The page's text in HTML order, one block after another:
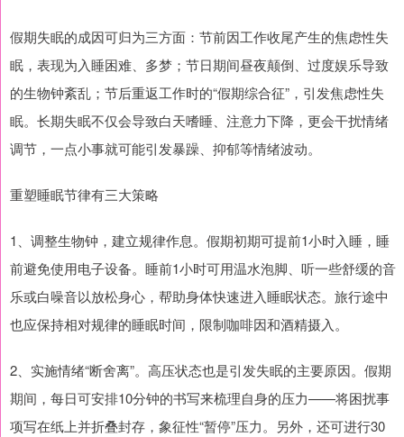
假期失眠的成因可归为三方面：节前因工作收尾产生的焦虑性失
眠，表现为入睡困难、多梦；节日期间昼夜颠倒、过度娱乐导致
的生物钟紊乱；节后重返工作时的“假期综合征”，引发焦虑性失
眠。长期失眠不仅会导致白天嗜睡、注意力下降，更会干扰情绪
调节，一点小事就可能引发暴躁、抑郁等情绪波动。
重塑睡眠节律有三大策略
1、调整生物钟，建立规律作息。假期初期可提前1小时入睡，睡
前避免使用电子设备。睡前1小时可用温水泡脚、听一些舒缓的音
乐或白噪音以放松身心，帮助身体快速进入睡眠状态。旅行途中
也应保持相对规律的睡眠时间，限制咖啡因和酒精摄入。
2、实施情绪“断舍离”。高压状态也是引发失眠的主要原因。假期
期间，每日可安排10分钟的书写来梳理自身的压力——将困扰事
项写在纸上并折叠封存，象征性“暂停”压力。另外，还可进行30